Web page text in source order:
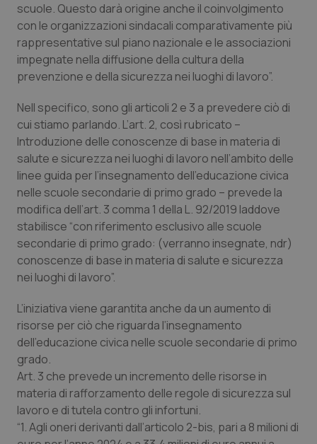
Sicilia
Toscana
Valle D’Aosta
Veneto
Neuroscienze & patologie neurodegenerative
Obesità
Oncodermatologia
Oncoematologia
Oncologia & Nutrizione
Psoriasi & pelle
Quotidiano Cardiologia
Quotidiano Chirurgia
Quotidiano Oncologia
Quotidiano Pediatria
Rene & patologie urogenitali
scuole. Questo darà origine anche il coinvolgimento
con le organizzazioni sindacali comparativamente più
rappresentative sul piano nazionale e le associazioni
impegnate nella diffusione della cultura della
prevenzione e della sicurezza nei luoghi di lavoro”.
Nell specifico, sono gli articoli 2 e 3 a prevedere ciò di
cui stiamo parlando. L’art. 2, così rubricato –
Introduzione delle conoscenze di base in materia di
salute e sicurezza nei luoghi di lavoro nell’ambito delle
linee guida per l’insegnamento dell’educazione civica
nelle scuole secondarie di primo grado – prevede la
modifica dell’art. 3 comma 1 della L. 92/2019 laddove
stabilisce “con riferimento esclusivo alle scuole
secondarie di primo grado: (verranno insegnate, ndr)
conoscenze di base in materia di salute e sicurezza
nei luoghi di lavoro”.
L’iniziativa viene garantita anche da un aumento di
risorse per ciò che riguarda l’insegnamento
dell’educazione civica nelle scuole secondarie di primo
grado.
Art. 3 che prevede un incremento delle risorse in
materia di rafforzamento delle regole di sicurezza sul
lavoro e di tutela contro gli infortuni.
“1. Agli oneri derivanti dall’articolo 2-bis, pari a 8 milioni di